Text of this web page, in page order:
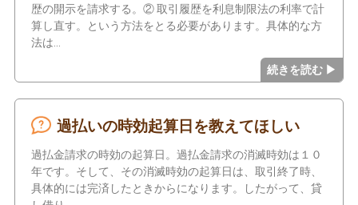
歴の開示を請求する。② 取引履歴を利息制限法の利率で計
算し直す。という方法をとる必要があります。具体的な方
法は
過払いの時効起算日を教えてほしい
過払金請求の時効の起算日。過払金請求の消滅時効は１０
年です。そして、その消滅時効の起算日は、取引終了時、
具体的には完済したときからになります。したがって、貸